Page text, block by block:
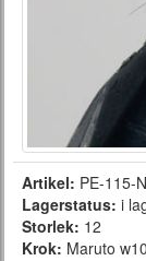
Artikel: PE-115-
Lagerstatus: i
Storlek: 12
Krok: Maruto w10